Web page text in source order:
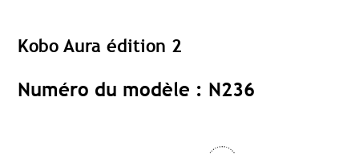
Kobo Aura édition 2
Numéro du modèle : N236